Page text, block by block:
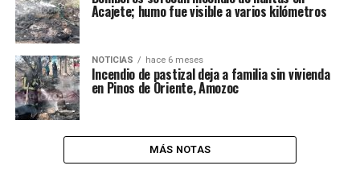
Acajete; humo fue visible a varios kilómetros
NOTICIAS hace 6 meses
Incendio de pastizal deja a familia sin vivienda
en Pinos de Oriente, Amozoc
MÁS NOTAS